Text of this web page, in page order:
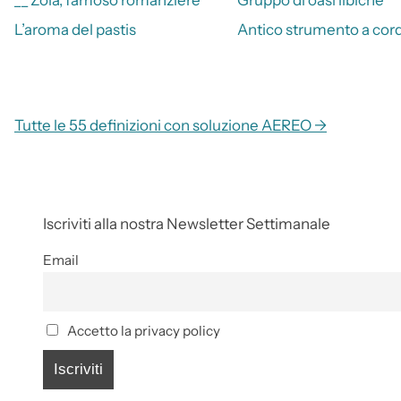
L’aroma del pastis
Antico strumento a
Tutte le 55 definizioni con soluzione AEREO →
Iscriviti alla nostra Newsletter Settimanale
Email
Accetto la privacy policy